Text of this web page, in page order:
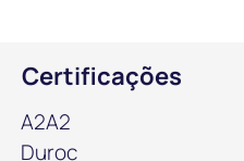
Certificações
A2A2
Duroc